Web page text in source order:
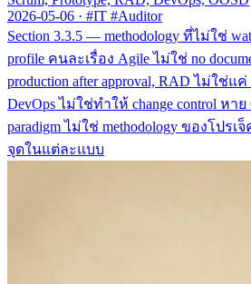
2026-05-06 · #IT #Auditor
Section 3.3.5 — methodology ที่ไม่ใช่
profile คนละเรื่อง Agile ไม่ใช่ no
production after approval, RAD ไม่ใช่แค่
DevOps ไม่ใช่ทำให้ change control หาย
paradigm ไม่ใช่ methodology ของโปรเ
จุดในแต่ละแบบ